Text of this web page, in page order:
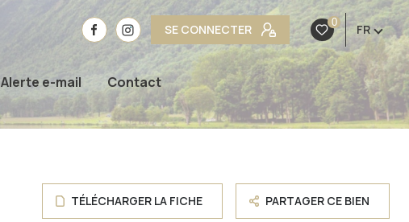
SE CONNECTER 0 FR
Alerte e-mail Contact
TÉLÉCHARGER LA FICHE PARTAGER CE BIEN